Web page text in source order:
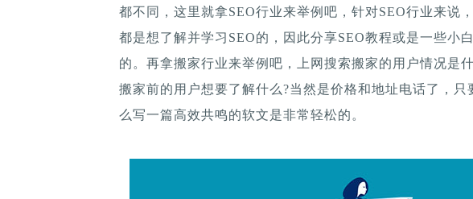
都不同，这里就拿SEO行业来举例吧，针对SEO行业来说
都是想了解并学习SEO的，因此分享SEO教程或是一些小
的。再拿搬家行业来举例吧，上网搜索搬家的用户情况是
搬家前的用户想要了解什么?当然是价格和地址电话了，
么写一篇高效共鸣的软文是非常轻松的。